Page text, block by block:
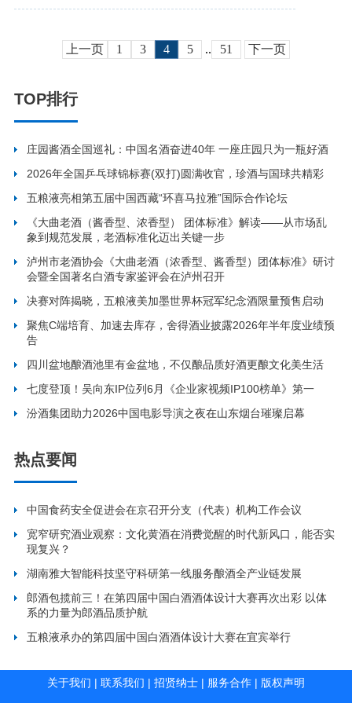
上一页 1 3 4 5 .. 51 下一页
TOP排行
庄园酱酒全国巡礼：中国名酒奋进40年 一座庄园只为一瓶好酒
2026年全国乒乓球锦标赛(双打)圆满收官，珍酒与国球共精彩
五粮液亮相第五届中国西藏“环喜马拉雅”国际合作论坛
《大曲老酒（酱香型、浓香型） 团体标准》解读——从市场乱
象到规范发展，老酒标准化迈出关键一步
泸州市老酒协会《大曲老酒（浓香型、酱香型）团体标准》研讨
会暨全国著名白酒专家鉴评会在泸州召开
决赛对阵揭晓，五粮液美加墨世界杯冠军纪念酒限量预售启动
聚焦C端培育、加速去库存，舍得酒业披露2026年半年度业绩预
告
四川盆地酿酒池里有金盆地，不仅酿品质好酒更酿文化美生活
七度登顶！吴向东IP位列6月《企业家视频IP100榜单》第一
汾酒集团助力2026中国电影导演之夜在山东烟台璀璨启幕
热点要闻
中国食药安全促进会在京召开分支（代表）机构工作会议
宽窄研究酒业观察：文化黄酒在消费觉醒的时代新风口，能否实
现复兴？
湖南雅大智能科技坚守科研第一线服务酿酒全产业链发展
郎酒包揽前三！在第四届中国白酒酒体设计大赛再次出彩 以体
系的力量为郎酒品质护航
五粮液承办的第四届中国白酒酒体设计大赛在宜宾举行
关于我们 | 联系我们 | 招贤纳士 | 服务合作 | 版权声明